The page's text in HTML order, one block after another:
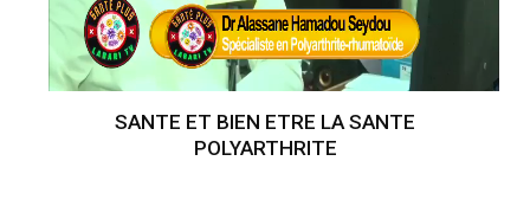
SANTE ET BIEN ETRE LA SANTE
POLYARTHRITE